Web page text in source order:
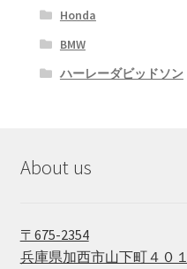
Honda
BMW
ハーレーダビッドソン
About us
〒675-2354
兵庫県加西市山下町４０１